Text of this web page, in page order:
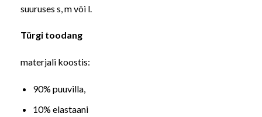
suuruses s, m või l.
Türgi toodang
materjali koostis:
90% puuvilla,
10% elastaani